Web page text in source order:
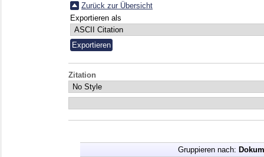
Zurück zur Übersicht
Exportieren als
Zitation
Gruppieren nach: